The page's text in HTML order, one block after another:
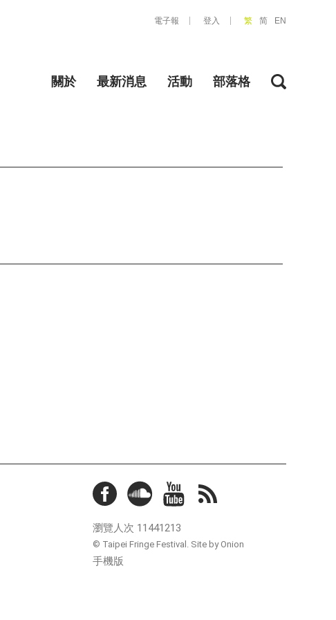
關於 最新消息 活動 部落格
電子報 登入 繁 简 EN
瀏覽人次 11441213
© Taipei Fringe Festival. Site by Onion
手機版